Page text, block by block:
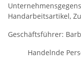
Handarbeitsartikel,
Geschäftsführer:
Handelnde